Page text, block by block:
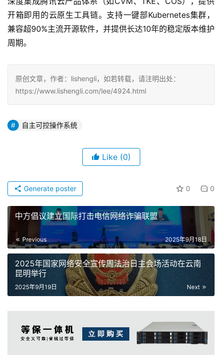
开箱即用的云原生工具链。支持一键部Kubernetes集群，
兼容超90%主流开源软件，并提供长达10年的稳定版本维护
周期。
原创文章，作者：lishengli，如若转载，请注明出处：
https://www.lishengli.com/lee/4924.html
自主可控操作系统
Like (0)
0 0
Generate poster
中方倡议建立国际打击电信网络诈骗联盟
Previous 2025年9月18日
2025年国家网络安全宣传周法治日主会场活动在云南
昆明举行
Next
2025年9月19日